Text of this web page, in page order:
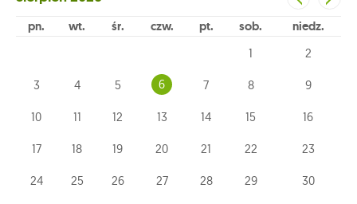
pn wt śr czw pt sob niedz
1 2
3 4 5 6 7 8 9
10 11 12 13 14 15 16
17 18 19 20 21 22 23
24 25 26 27 28 29 30